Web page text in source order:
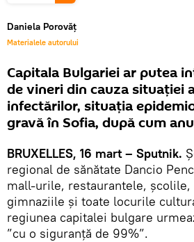
Daniela Porovăț
Materialele autorului
Capitala Bulgariei ar putea
de vineri din cauza situației
infectărilor, situația
gravă în Sofia, după cum
BRUXELLES, 16 mart – Sputnik.
regional de sănătate Dancio
mall-urile, restaurantele, şcolile,
gimnaziile şi toate locurile
regiunea capitalei bulgare
”cu o siguranţă de 99%”.